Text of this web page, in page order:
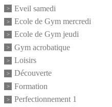
Eveil samedi
Ecole de Gym mercredi
Ecole de Gym jeudi
Gym acrobatique
Loisirs
Découverte
Formation
Perfectionnement 1